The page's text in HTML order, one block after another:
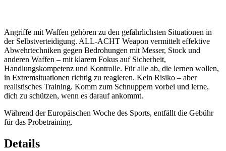
Angriffe mit Waffen gehören zu den gefährlichsten Situationen in
der Selbstverteidigung. ALL-ACHT Weapon vermittelt effektive
Abwehrtechniken gegen Bedrohungen mit Messer, Stock und
anderen Waffen – mit klarem Fokus auf Sicherheit,
Handlungskompetenz und Kontrolle. Für alle ab, die lernen wollen,
in Extremsituationen richtig zu reagieren. Kein Risiko – aber
realistisches Training. Komm zum Schnuppern vorbei und lerne,
dich zu schützen, wenn es darauf ankommt.
Während der Europäischen Woche des Sports, entfällt die Gebühr
für das Probetraining.
Details